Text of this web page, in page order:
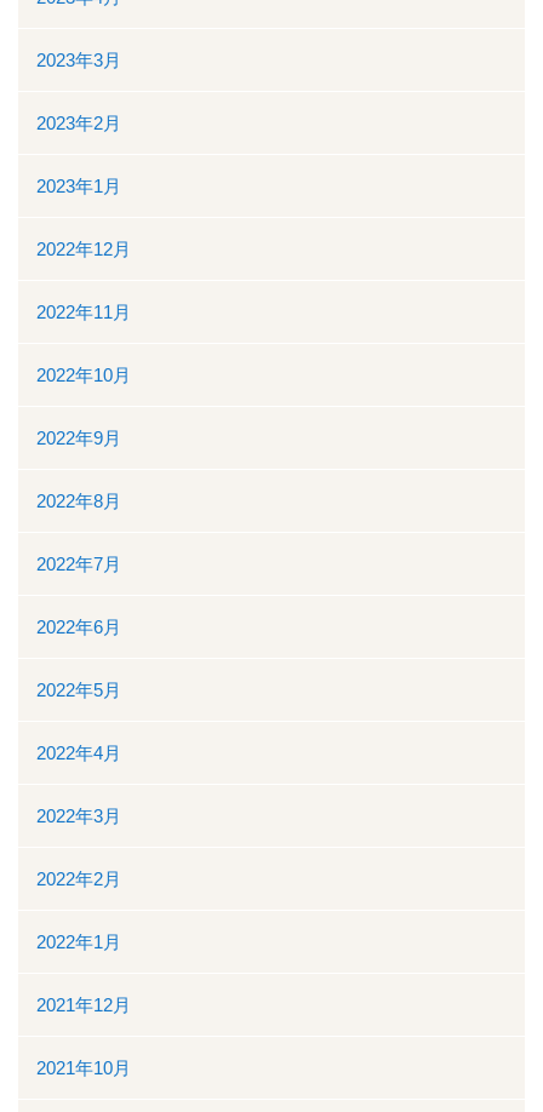
2023年3月
2023年2月
2023年1月
2022年12月
2022年11月
2022年10月
2022年9月
2022年8月
2022年7月
2022年6月
2022年5月
2022年4月
2022年3月
2022年2月
2022年1月
2021年12月
2021年10月